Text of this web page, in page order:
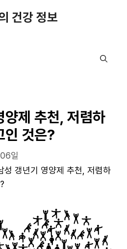
건강 정보
양제 추천, 저렴하
인 것은?
일
성 갱년기 영양제 추천, 저렴하